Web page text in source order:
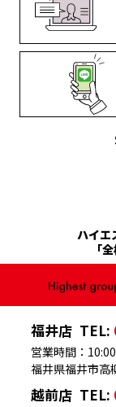
ハイエ
「
福井店 TEL:
福井県福井市高
営業時間：
越前店 TEL: